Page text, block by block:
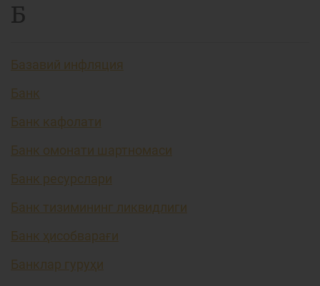
Б
Базавий инфляция
Банк
Банк кафолати
Банк омонати шартномаси
Банк ресурслари
Банк тизимининг ликвидлиги
Банк ҳисобварағи
Банклар гуруҳи